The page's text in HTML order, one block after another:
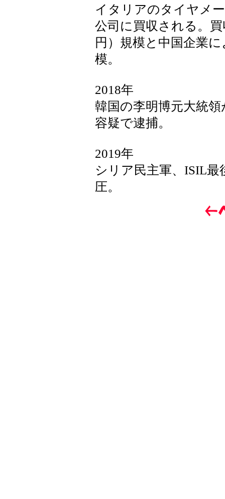
イタリアのタイヤメ
公司に買収される。
円）規模と中国企業
模。
2018年
韓国の李明博元大統
容疑で逮捕。
2019年
シリア民主軍、ISIL
圧。